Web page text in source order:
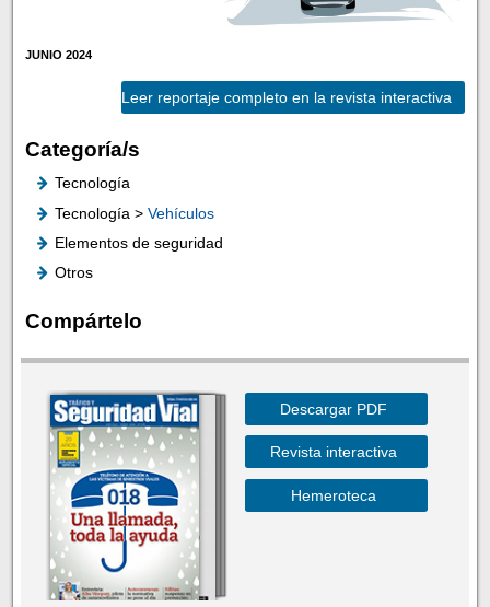
JUNIO 2024
Leer reportaje completo en la revista interactiva
Categoría/s
Tecnología
Tecnología > Vehículos
Elementos de seguridad
Otros
Compártelo
Descargar PDF
Revista interactiva
Hemeroteca